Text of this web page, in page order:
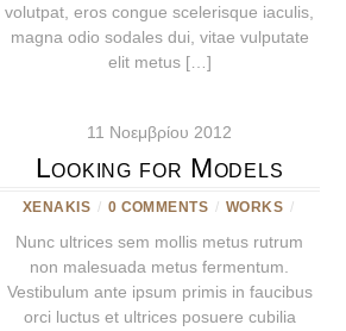
volutpat, eros congue scelerisque iaculis,
magna odio sodales dui, vitae vulputate
elit metus […]
11 Νοεμβρίου 2012
Looking for Models
XENAKIS / 0 COMMENTS / WORKS /
Nunc ultrices sem mollis metus rutrum
non malesuada metus fermentum.
Vestibulum ante ipsum primis in faucibus
orci luctus et ultrices posuere cubilia